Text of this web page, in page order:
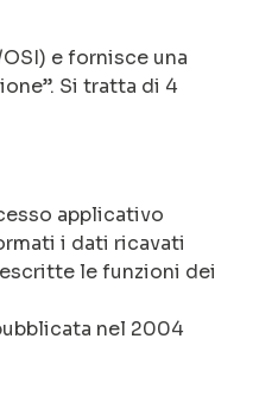
e fornisce una
Si tratta di 4
applicativo
i dati ricavati
le funzioni dei
nel 2004